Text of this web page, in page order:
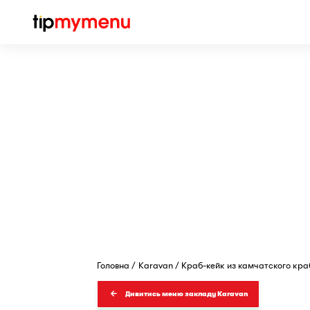
Головна Karavan Краб-кейк из камчатского
Дивитись меню закладу Karavan